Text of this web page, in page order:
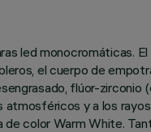
led
el cuerpo de
flúor-
y a los
color Warm White.